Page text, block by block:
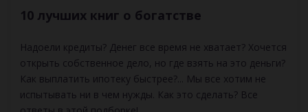
10 лучших книг о богатстве
Надоели кредиты? Денег все время не хватает? Хочется
открыть собственное дело, но где взять на это деньги?
Как выплатить ипотеку быстрее?... Мы все хотим не
испытывать ни в чем нужды. Как это сделать? Все